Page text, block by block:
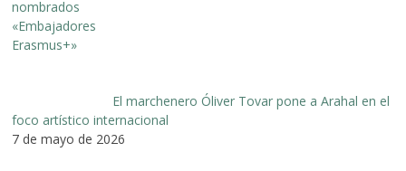
El marchenero Óliver Tovar pone a Arahal en el
foco artístico internacional
7 de mayo de 2026